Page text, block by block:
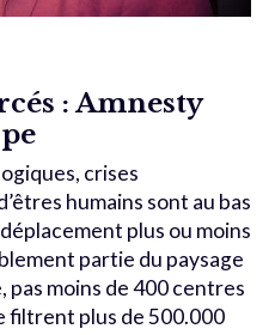
: Amnesty
crises
humains sont au bas
plus ou moins
partie du paysage
pas moins de 400 centres
plus de 500.000